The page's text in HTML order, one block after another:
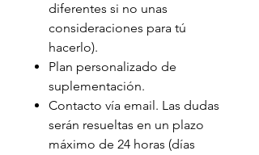
diferentes si no unas
consideraciones para tú
hacerlo).
Plan personalizado de
suplementación.
Contacto vía email. Las dudas
serán resueltas en un plazo
máximo de 24 horas (días